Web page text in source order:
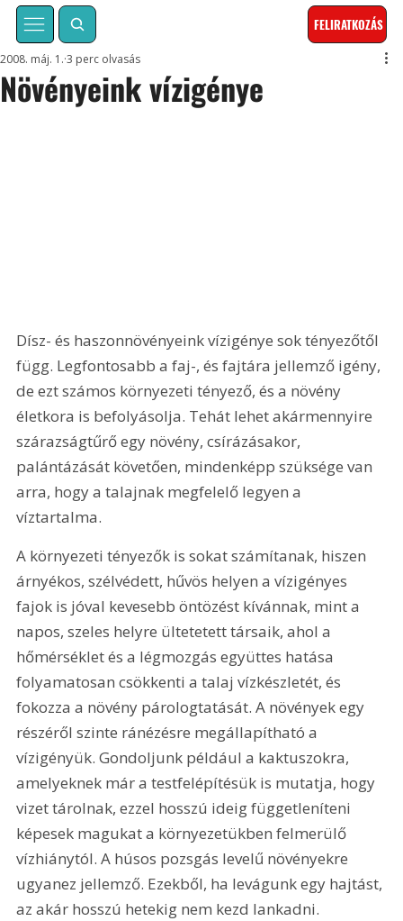
FELIRATKOZÁS
Növényeink vízigénye
2008. máj. 1. 3 perc olvasás
Dísz- és haszonnövényeink vízigénye sok tényezőtől
függ. Legfontosabb a faj-, és fajtára jellemző igény,
de ezt számos környezeti tényező, és a növény
életkora is befolyásolja. Tehát lehet akármennyire
szárazságtűrő egy növény, csírázásakor,
palántázását követően, mindenképp szüksége van
arra, hogy a talajnak megfelelő legyen a
víztartalma.
A környezeti tényezők is sokat számítanak, hiszen
árnyékos, szélvédett, hűvös helyen a vízigényes
fajok is jóval kevesebb öntözést kívánnak, mint a
napos, szeles helyre ültetetett társaik, ahol a
hőmérséklet és a légmozgás együttes hatása
folyamatosan csökkenti a talaj vízkészletét, és
fokozza a növény párologtatását. A növények egy
részéről szinte ránézésre megállapítható a
vízigényük. Gondoljunk például a kaktuszokra,
amelyeknek már a testfelépítésük is mutatja, hogy
vizet tárolnak, ezzel hosszú ideig függetleníteni
képesek magukat a környezetükben felmerülő
vízhiánytól. A húsos pozsgás levelű növényekre
ugyanez jellemző. Ezekből, ha levágunk egy hajtást,
az akár hosszú hetekig nem kezd lankadni.